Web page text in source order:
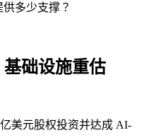
多少支撑？
础设施重估
亿美元股权投资并达成 AI-